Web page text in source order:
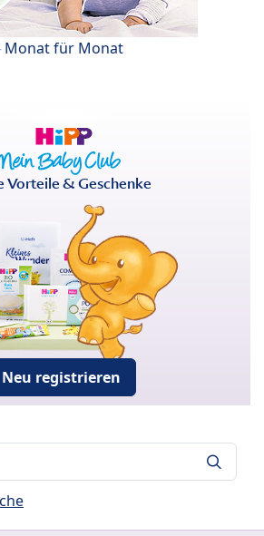
Monat für Monat
Vorteile & Geschenke
Neu registrieren